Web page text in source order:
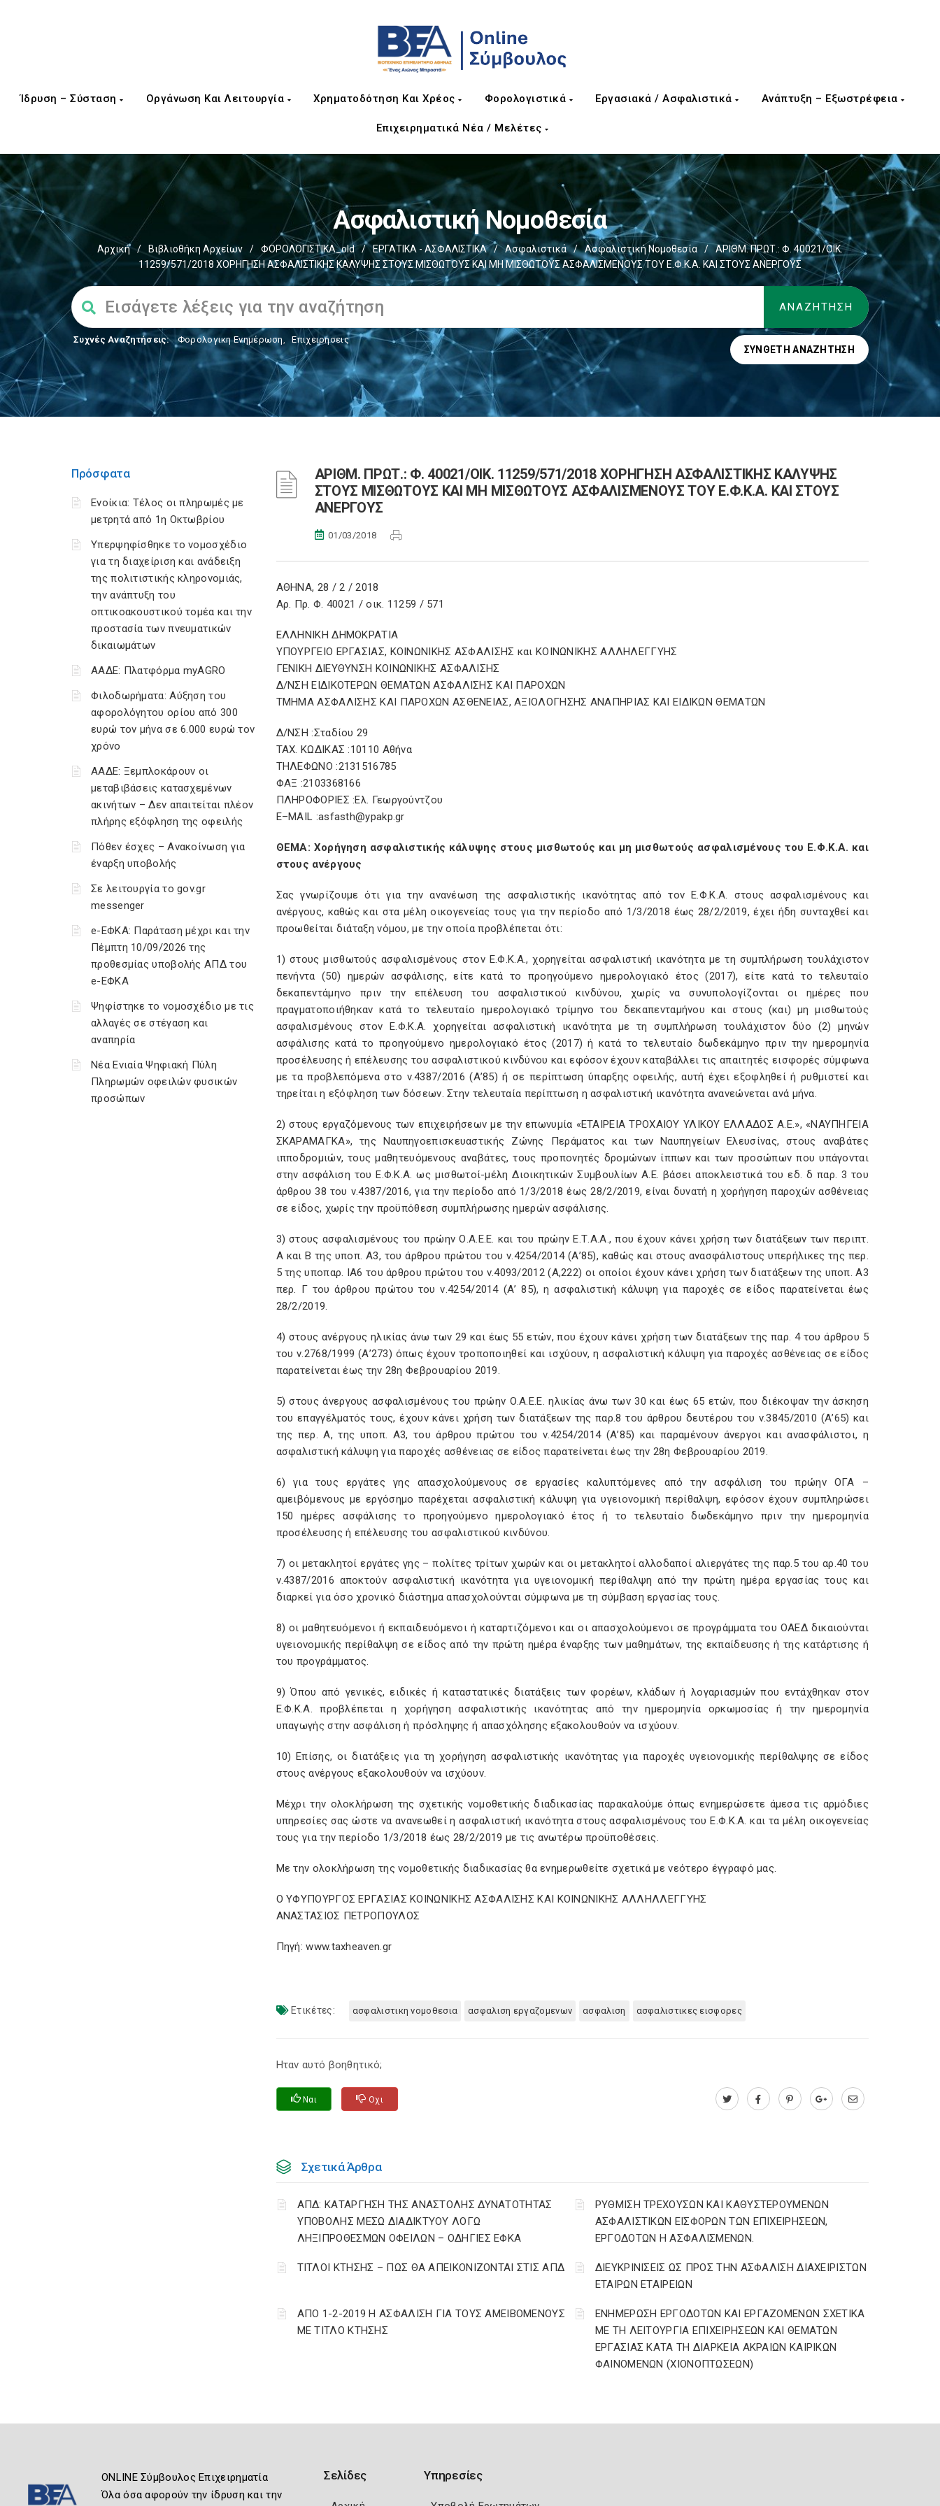
Ίδρυση – Σύσταση Οργάνωση Και Λειτουργία Χρηματοδότηση Και Χρέος Φορολογιστικά Εργασιακά / Ασφαλιστικά Ανάπτυξη – Εξωστρέφεια
Επιχειρηματικά Νέα / Μελέτες
Ασφαλιστική Νομοθεσία
Αρχική / Βιβλιοθήκη Αρχείων / ΦΟΡΟΛΟΓΙΣΤΙΚΑ_old / ΕΡΓΑΤΙΚΑ - ΑΣΦΑΛΙΣΤΙΚΑ / Ασφαλιστικά / Ασφαλιστική Νομοθεσία /
ΑΡΙΘΜ. ΠΡΩΤ.: Φ. 40021/ΟΙΚ.
11259/571/2018 ΧΟΡΗΓΗΣΗ ΑΣΦΑΛΙΣΤΙΚΗΣ ΚΑΛΥΨΗΣ ΣΤΟΥΣ ΜΙΣΘΩΤΟΥΣ ΚΑΙ ΜΗ ΜΙΣΘΩΤΟΥΣ ΑΣΦΑΛΙΣΜΕΝΟΥΣ ΤΟΥ Ε.Φ.Κ.Α. ΚΑΙ ΣΤΟΥΣ ΑΝΕΡΓΟΥΣ
Συχνές Αναζητήσεις: Φορολογικη Ενημέρωση, Επιχειρήσεις
ΣΎΝΘΕΤΗ ΑΝΑΖΉΤΗΣΗ
Πρόσφατα
Ενοίκια: Τέλος οι πληρωμές με
μετρητά από 1η Οκτωβρίου
Υπερψηφίσθηκε το νομοσχέδιο
για τη διαχείριση και ανάδειξη
της πολιτιστικής κληρονομιάς,
την ανάπτυξη του
οπτικοακουστικού τομέα και την
προστασία των πνευματικών
δικαιωμάτων
ΑΑΔΕ: Πλατφόρμα myAGRO
Φιλοδωρήματα: Αύξηση του
αφορολόγητου ορίου από 300
ευρώ τον μήνα σε 6.000 ευρώ τον
χρόνο
ΑΑΔΕ: Ξεμπλοκάρουν οι
μεταβιβάσεις κατασχεμένων
ακινήτων – Δεν απαιτείται πλέον
πλήρης εξόφληση της οφειλής
Πόθεν έσχες – Ανακοίνωση για
έναρξη υποβολής
Σε λειτουργία το gov.gr
messenger
e-ΕΦΚΑ: Παράταση μέχρι και την
Πέμπτη 10/09/2026 της
προθεσμίας υποβολής ΑΠΔ του
e-ΕΦΚΑ
Ψηφίστηκε το νομοσχέδιο με τις
αλλαγές σε στέγαση και
αναπηρία
Νέα Ενιαία Ψηφιακή Πύλη
Πληρωμών οφειλών φυσικών
προσώπων
ΑΡΙΘΜ. ΠΡΩΤ.: Φ. 40021/ΟΙΚ. 11259/571/2018 ΧΟΡΗΓΗΣΗ ΑΣΦΑΛΙΣΤΙΚΗΣ ΚΑΛΥΨΗΣ
ΣΤΟΥΣ ΜΙΣΘΩΤΟΥΣ ΚΑΙ ΜΗ ΜΙΣΘΩΤΟΥΣ ΑΣΦΑΛΙΣΜΕΝΟΥΣ ΤΟΥ Ε.Φ.Κ.Α. ΚΑΙ ΣΤΟΥΣ
ΑΝΕΡΓΟΥΣ
01/03/2018
ΑΘΗΝΑ, 28 / 2 / 2018
Αρ. Πρ. Φ. 40021 / οικ. 11259 / 571
ΕΛΛΗΝΙΚΗ ΔΗΜΟΚΡΑΤΙΑ
ΥΠΟΥΡΓΕΙΟ ΕΡΓΑΣΙΑΣ, ΚΟΙΝΩΝΙΚΗΣ ΑΣΦΑΛΙΣΗΣ και ΚΟΙΝΩΝΙΚΗΣ ΑΛΛΗΛΕΓΓΥΗΣ
ΓΕΝΙΚΗ ΔΙΕΥΘΥΝΣΗ ΚΟΙΝΩΝΙΚΗΣ ΑΣΦΑΛΙΣΗΣ
Δ/ΝΣΗ ΕΙΔΙΚΟΤΕΡΩΝ ΘΕΜΑΤΩΝ ΑΣΦΑΛΙΣΗΣ ΚΑΙ ΠΑΡΟΧΩΝ
ΤΜΗΜΑ ΑΣΦΑΛΙΣΗΣ ΚΑΙ ΠΑΡΟΧΩΝ ΑΣΘΕΝΕΙΑΣ, ΑΞΙΟΛΟΓΗΣΗΣ ΑΝΑΠΗΡΙΑΣ ΚΑΙ ΕΙΔΙΚΩΝ ΘΕΜΑΤΩΝ
Δ/ΝΣΗ :Σταδίου 29
ΤΑΧ. ΚΩΔΙΚΑΣ :10110 Αθήνα
ΤΗΛΕΦΩΝΟ :2131516785
ΦΑΞ :2103368166
ΠΛΗΡΟΦΟΡΙΕΣ :Ελ. Γεωργούντζου
E–MAIL :asfasth@ypakp.gr
ΘΕΜΑ: Χορήγηση ασφαλιστικής κάλυψης στους μισθωτούς και μη μισθωτούς ασφαλισμένους του Ε.Φ.Κ.Α. και
στους ανέργους
Σας γνωρίζουμε ότι για την ανανέωση της ασφαλιστικής ικανότητας από τον Ε.Φ.Κ.Α. στους ασφαλισμένους και
ανέργους, καθώς και στα μέλη οικογενείας τους για την περίοδο από 1/3/2018 έως 28/2/2019, έχει ήδη συνταχθεί και
προωθείται διάταξη νόμου, με την οποία προβλέπεται ότι:
1) στους μισθωτούς ασφαλισμένους στον Ε.Φ.Κ.Α., χορηγείται ασφαλιστική ικανότητα με τη συμπλήρωση τουλάχιστον
πενήντα (50) ημερών ασφάλισης, είτε κατά το προηγούμενο ημερολογιακό έτος (2017), είτε κατά το τελευταίο
δεκαπεντάμηνο πριν την επέλευση του ασφαλιστικού κινδύνου, χωρίς να συνυπολογίζονται οι ημέρες που
πραγματοποιήθηκαν κατά το τελευταίο ημερολογιακό τρίμηνο του δεκαπενταμήνου και στους (και) μη μισθωτούς
ασφαλισμένους στον Ε.Φ.Κ.Α. χορηγείται ασφαλιστική ικανότητα με τη συμπλήρωση τουλάχιστον δύο (2) μηνών
ασφάλισης κατά το προηγούμενο ημερολογιακό έτος (2017) ή κατά το τελευταίο δωδεκάμηνο πριν την ημερομηνία
προσέλευσης ή επέλευσης του ασφαλιστικού κινδύνου και εφόσον έχουν καταβάλλει τις απαιτητές εισφορές σύμφωνα
με τα προβλεπόμενα στο ν.4387/2016 (Α’85) ή σε περίπτωση ύπαρξης οφειλής, αυτή έχει εξοφληθεί ή ρυθμιστεί και
τηρείται η εξόφληση των δόσεων. Στην τελευταία περίπτωση η ασφαλιστική ικανότητα ανανεώνεται ανά μήνα.
2) στους εργαζόμενους των επιχειρήσεων με την επωνυμία «ΕΤΑΙΡΕΙΑ ΤΡΟΧΑΙΟΥ ΥΛΙΚΟΥ ΕΛΛΑΔΟΣ Α.Ε.», «ΝΑΥΠΗΓΕΙΑ
ΣΚΑΡΑΜΑΓΚΑ», της Ναυπηγοεπισκευαστικής Ζώνης Περάματος και των Ναυπηγείων Ελευσίνας, στους αναβάτες
ιπποδρομιών, τους μαθητευόμενους αναβάτες, τους προπονητές δρομώνων ίππων και των προσώπων που υπάγονται
στην ασφάλιση του Ε.Φ.Κ.Α. ως μισθωτοί-μέλη Διοικητικών Συμβουλίων Α.Ε. βάσει αποκλειστικά του εδ. δ παρ. 3 του
άρθρου 38 του ν.4387/2016, για την περίοδο από 1/3/2018 έως 28/2/2019, είναι δυνατή η χορήγηση παροχών ασθένειας
σε είδος, χωρίς την προϋπόθεση συμπλήρωσης ημερών ασφάλισης.
3) στους ασφαλισμένους του πρώην Ο.Α.Ε.Ε. και του πρώην Ε.Τ.Α.Α., που έχουν κάνει χρήση των διατάξεων των περιπτ.
Α και Β της υποπ. Α3, του άρθρου πρώτου του ν.4254/2014 (Α’85), καθώς και στους ανασφάλιστους υπερήλικες της περ.
5 της υποπαρ. ΙΑ6 του άρθρου πρώτου του ν.4093/2012 (Α,222) οι οποίοι έχουν κάνει χρήση των διατάξεων της υποπ. Α3
περ. Γ του άρθρου πρώτου του ν.4254/2014 (Α’ 85), η ασφαλιστική κάλυψη για παροχές σε είδος παρατείνεται έως
28/2/2019.
4) στους ανέργους ηλικίας άνω των 29 και έως 55 ετών, που έχουν κάνει χρήση των διατάξεων της παρ. 4 του άρθρου 5
του ν.2768/1999 (Α’273) όπως έχουν τροποποιηθεί και ισχύουν, η ασφαλιστική κάλυψη για παροχές ασθένειας σε είδος
παρατείνεται έως την 28η Φεβρουαρίου 2019.
5) στους άνεργους ασφαλισμένους του πρώην Ο.Α.Ε.Ε. ηλικίας άνω των 30 και έως 65 ετών, που διέκοψαν την άσκηση
του επαγγέλματός τους, έχουν κάνει χρήση των διατάξεων της παρ.8 του άρθρου δευτέρου του ν.3845/2010 (Α’65) και
της περ. Α, της υποπ. Α3, του άρθρου πρώτου του ν.4254/2014 (Α’85) και παραμένουν άνεργοι και ανασφάλιστοι, η
ασφαλιστική κάλυψη για παροχές ασθένειας σε είδος παρατείνεται έως την 28η Φεβρουαρίου 2019.
6) για τους εργάτες γης απασχολούμενους σε εργασίες καλυπτόμενες από την ασφάλιση του πρώην ΟΓΑ –
αμειβόμενους με εργόσημο παρέχεται ασφαλιστική κάλυψη για υγειονομική περίθαλψη, εφόσον έχουν συμπληρώσει
150 ημέρες ασφάλισης το προηγούμενο ημερολογιακό έτος ή το τελευταίο δωδεκάμηνο πριν την ημερομηνία
προσέλευσης ή επέλευσης του ασφαλιστικού κινδύνου.
7) οι μετακλητοί εργάτες γης – πολίτες τρίτων χωρών και οι μετακλητοί αλλοδαποί αλιεργάτες της παρ.5 του αρ.40 του
ν.4387/2016 αποκτούν ασφαλιστική ικανότητα για υγειονομική περίθαλψη από την πρώτη ημέρα εργασίας τους και
διαρκεί για όσο χρονικό διάστημα απασχολούνται σύμφωνα με τη σύμβαση εργασίας τους.
8) οι μαθητευόμενοι ή εκπαιδευόμενοι ή καταρτιζόμενοι και οι απασχολούμενοι σε προγράμματα του ΟΑΕΔ δικαιούνται
υγειονομικής περίθαλψη σε είδος από την πρώτη ημέρα έναρξης των μαθημάτων, της εκπαίδευσης ή της κατάρτισης ή
του προγράμματος.
9) Όπου από γενικές, ειδικές ή καταστατικές διατάξεις των φορέων, κλάδων ή λογαριασμών που εντάχθηκαν στον
Ε.Φ.Κ.Α. προβλέπεται η χορήγηση ασφαλιστικής ικανότητας από την ημερομηνία ορκωμοσίας ή την ημερομηνία
υπαγωγής στην ασφάλιση ή πρόσληψης ή απασχόλησης εξακολουθούν να ισχύουν.
10) Επίσης, οι διατάξεις για τη χορήγηση ασφαλιστικής ικανότητας για παροχές υγειονομικής περίθαλψης σε είδος
στους ανέργους εξακολουθούν να ισχύουν.
Μέχρι την ολοκλήρωση της σχετικής νομοθετικής διαδικασίας παρακαλούμε όπως ενημερώσετε άμεσα τις αρμόδιες
υπηρεσίες σας ώστε να ανανεωθεί η ασφαλιστική ικανότητα στους ασφαλισμένους του Ε.Φ.Κ.Α. και τα μέλη οικογενείας
τους για την περίοδο 1/3/2018 έως 28/2/2019 με τις ανωτέρω προϋποθέσεις.
Με την ολοκλήρωση της νομοθετικής διαδικασίας θα ενημερωθείτε σχετικά με νεότερο έγγραφό μας.
Ο ΥΦΥΠΟΥΡΓΟΣ ΕΡΓΑΣΙΑΣ ΚΟΙΝΩΝΙΚΗΣ ΑΣΦΑΛΙΣΗΣ ΚΑΙ ΚΟΙΝΩΝΙΚΗΣ ΑΛΛΗΛΛΕΓΓΥΗΣ
ΑΝΑΣΤΑΣΙΟΣ ΠΕΤΡΟΠΟΥΛΟΣ
Πηγή: www.taxheaven.gr
Ετικέτες: ασφαλιστικη νομοθεσια ασφαλιση εργαζομενων ασφαλιση ασφαλιστικες εισφορες
Ηταν αυτό βοηθητικό;
Ναι Οχι
Σχετικά Άρθρα
ΑΠΔ: ΚΑΤΑΡΓΗΣΗ ΤΗΣ ΑΝΑΣΤΟΛΗΣ ΔΥΝΑΤΟΤΗΤΑΣ
ΥΠΟΒΟΛΗΣ ΜΕΣΩ ΔΙΑΔΙΚΤΥΟΥ ΛΟΓΩ
ΛΗΞΙΠΡΟΘΕΣΜΩΝ ΟΦΕΙΛΩΝ – ΟΔΗΓΙΕΣ ΕΦΚΑ
ΡΥΘΜΙΣΗ ΤΡΕΧΟΥΣΩΝ ΚΑΙ ΚΑΘΥΣΤΕΡΟΥΜΕΝΩΝ
ΑΣΦΑΛΙΣΤΙΚΩΝ ΕΙΣΦΟΡΩΝ ΤΩΝ ΕΠΙΧΕΙΡΗΣΕΩΝ,
ΕΡΓΟΔΟΤΩΝ Η ΑΣΦΑΛΙΣΜΕΝΩΝ.
ΤΙΤΛΟΙ ΚΤΗΣΗΣ – ΠΩΣ ΘΑ ΑΠΕΙΚΟΝΙΖΟΝΤΑΙ ΣΤΙΣ ΑΠΔ
ΔΙΕΥΚΡΙΝΙΣΕΙΣ ΩΣ ΠΡΟΣ ΤΗΝ ΑΣΦΑΛΙΣΗ ΔΙΑΧΕΙΡΙΣΤΩΝ
ΕΤΑΙΡΩΝ ΕΤΑΙΡΕΙΩΝ
ΑΠΟ 1-2-2019 Η ΑΣΦΑΛΙΣΗ ΓΙΑ ΤΟΥΣ ΑΜΕΙΒΟΜΕΝΟΥΣ
ΜΕ ΤΙΤΛΟ ΚΤΗΣΗΣ
ΕΝΗΜΕΡΩΣΗ ΕΡΓΟΔΟΤΩΝ ΚΑΙ ΕΡΓΑΖΟΜΕΝΩΝ ΣΧΕΤΙΚΑ
ΜΕ ΤΗ ΛΕΙΤΟΥΡΓΙΑ ΕΠΙΧΕΙΡΗΣΕΩΝ ΚΑΙ ΘΕΜΑΤΩΝ
ΕΡΓΑΣΙΑΣ ΚΑΤΑ ΤΗ ΔΙΑΡΚΕΙΑ ΑΚΡΑΙΩΝ ΚΑΙΡΙΚΩΝ
ΦΑΙΝΟΜΕΝΩΝ (ΧΙΟΝΟΠΤΩΣΕΩΝ)
ONLINE Σύμβουλος Επιχειρηματία
Όλα όσα αφορούν την ίδρυση και την
Σελίδες Υπηρεσίες